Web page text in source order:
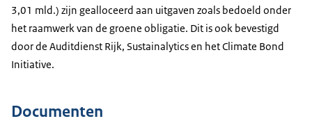
3,01 mld.) zijn gealloceerd aan uitgaven zoals bedoeld onder
het raamwerk van de groene obligatie. Dit is ook bevestigd
door de Auditdienst Rijk, Sustainalytics en het Climate Bond
Initiative.
Documenten